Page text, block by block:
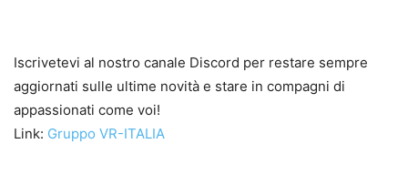
Iscrivetevi al nostro canale Discord per restare sempre
aggiornati sulle ultime novità e stare in compagni di
appassionati come voi!
Link: Gruppo VR-ITALIA